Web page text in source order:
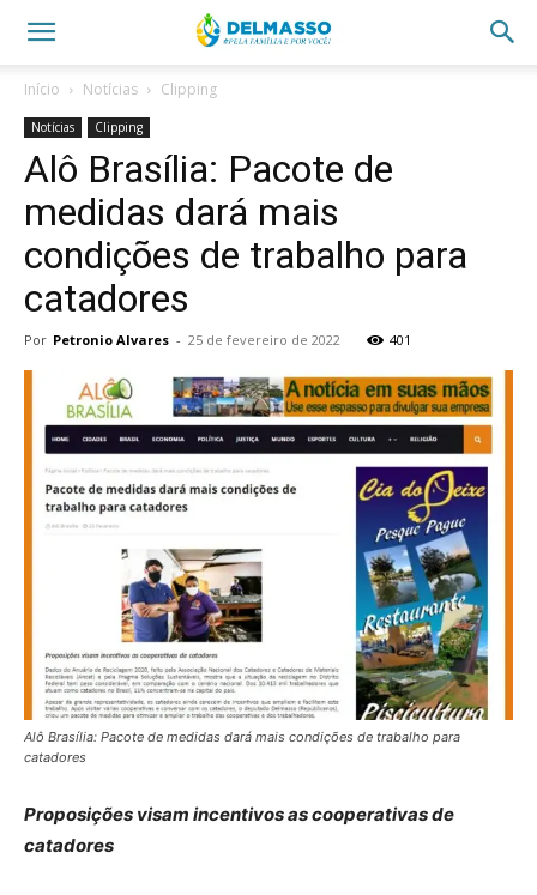
Início Notícias Clipping
Notícias Clipping
Alô Brasília: Pacote de
medidas dará mais
condições de trabalho para
catadores
Por Petronio Alvares - 25 de fevereiro de 2022 401
Alô Brasília: Pacote de medidas dará mais condições de trabalho para
catadores
Proposições visam incentivos as cooperativas de
catadores